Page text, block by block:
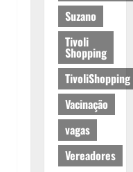
Suzano
Tivoli
Shopping
TivoliShopping
Vacinação
vagas
Vereadores